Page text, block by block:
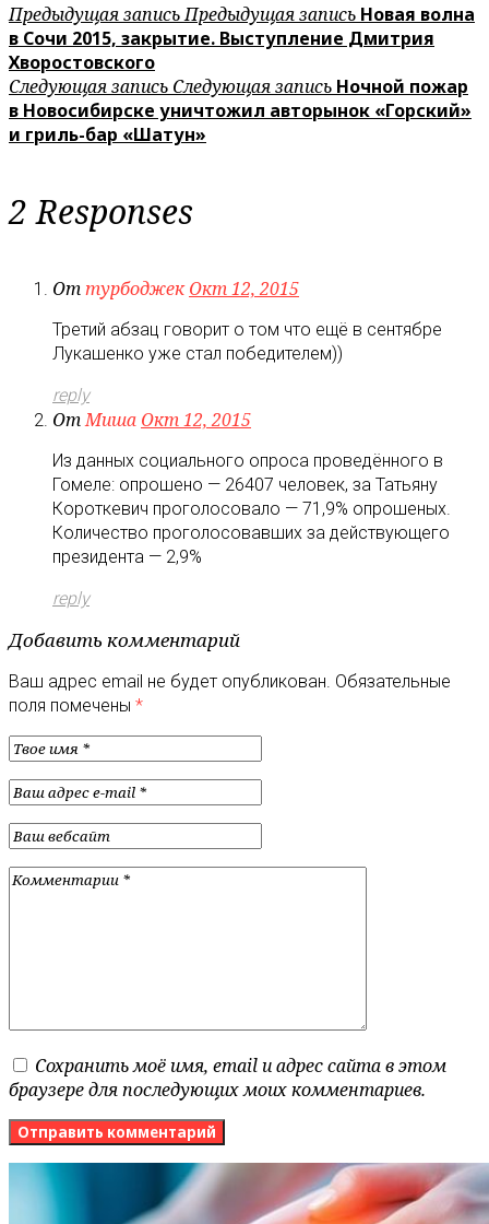
Предыдущая записьПредыдущая запись Новая волна
в Сочи 2015, закрытие. Выступление Дмитрия
Хворостовского
Следующая запись Следующая запись Ночной пожар
в Новосибирске уничтожил авторынок «Горский»
и гриль-бар «Шатун»
2 Responses
Оттурбоджек Окт 12, 2015
Третий абзац говорит о том что ещё в сентябре
Лукашенко уже стал победителем))
reply
ОтМиша Окт 12, 2015
Из данных социального опроса проведённого в
Гомеле: опрошено — 26407 человек, за Татьяну
Короткевич проголосовало — 71,9% опрошеных.
Количество проголосовавших за действующего
президента — 2,9%
reply
Добавить комментарий
Ваш адрес email не будет опубликован. Обязательные
поля помечены *
Сохранить моё имя, email и адрес сайта в этом
браузере для последующих моих комментариев.